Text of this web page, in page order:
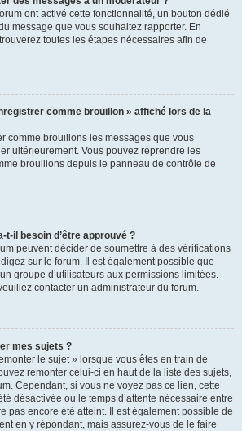
ont activé cette fonctionnalité, un bouton dédié
message que vous souhaitez rapporter. En
toutes les étapes nécessaires afin de
comme brouillon » affiché lors de la
comme brouillons les messages que vous
ultérieurement. Vous pouvez reprendre les
brouillons depuis le panneau de contrôle de
t-il besoin d’être approuvé ?
peuvent décider de soumettre à des vérifications
sur le forum. Il est également possible que
groupe d’utilisateurs aux permissions limitées.
contacter un administrateur du forum.
mes sujets ?
le sujet » lorsque vous êtes en train de
remonter celui-ci en haut de la liste des sujets,
Cependant, si vous ne voyez pas ce lien, cette
désactivée ou le temps d’attente nécessaire entre
pas encore été atteint. Il est également possible de
en y répondant, mais assurez-vous de le faire